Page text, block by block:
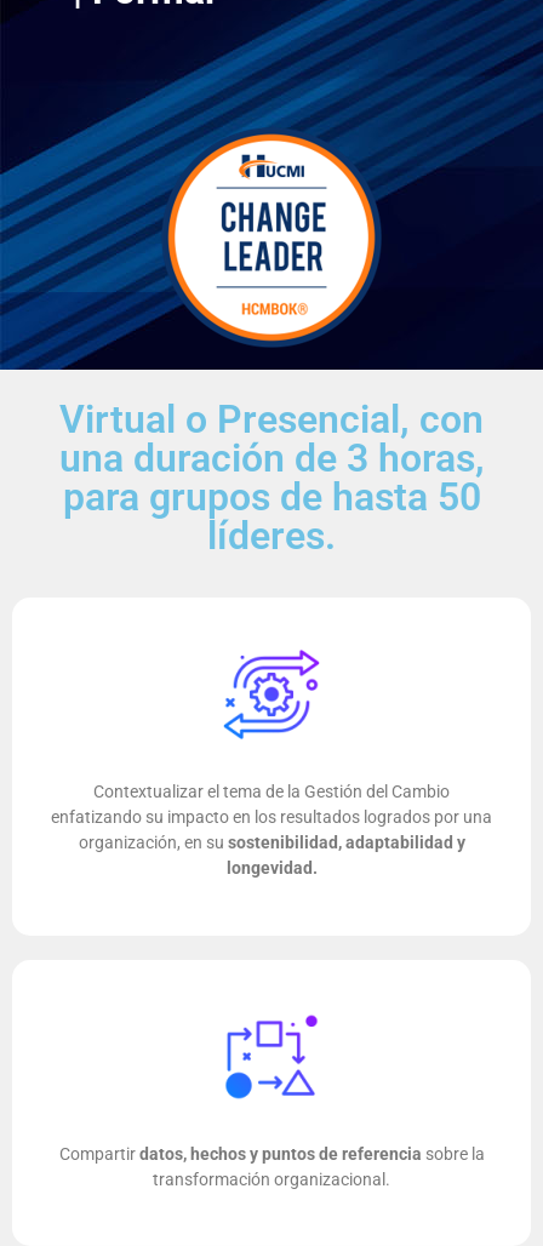
Virtual o Presencial, con
una duración de 3 horas,
para grupos de hasta 50
líderes.
Contextualizar el tema de la Gestión del Cambio
enfatizando su impacto en los resultados logrados por una
organización, en su sostenibilidad, adaptabilidad y
longevidad.
Compartirdatos, hechos y puntos de referencia sobre la
transformación organizacional.